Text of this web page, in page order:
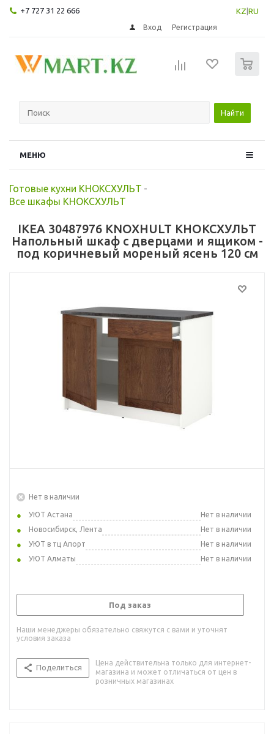
+7 727 31 22 666 KZ RU
Вход Регистрация
Найти
МЕНЮ
Готовые кухни КНОКСХУЛЬТ -
Все шкафы КНОКСХУЛЬТ
IKEA 30487976 KNOXHULT КНОКСХУЛЬТ
Напольный шкаф с дверцами и ящиком -
под коричневый мореный ясень 120 см
Нет в наличии
УЮТ Астана
Нет в наличии
Новосибирск, Лента
Нет в наличии
УЮТ в тц Апорт
Нет в наличии
УЮТ Алматы
Нет в наличии
Под заказ
Наши менеджеры обязательно свяжутся с вами и уточнят
условия заказа
Поделиться
Цена действительна только для интернет-
магазина и может отличаться от цен в
розничных магазинах